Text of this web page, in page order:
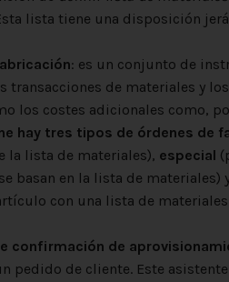
Esta lista tiene una
: es un conjunto de
transacciones de materiales y
los costes adicionales como,
hay tres tipos de órdenes de
la lista de materiales), especial
basan en la lista de materiales)
un artículo con una
confirmación de
pedido de cliente. Este